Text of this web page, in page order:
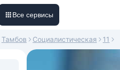
Все сервисы
Тамбов Социалистическая 11